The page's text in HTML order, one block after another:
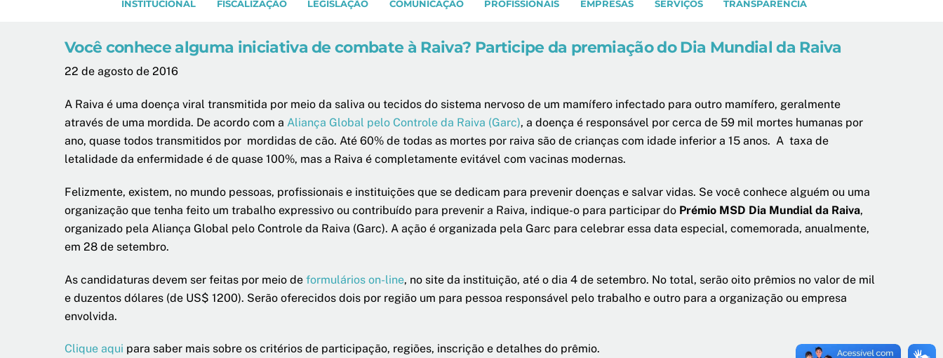
INSTITUCIONAL FISCALIZAÇÃO LEGISLAÇÃO COMUNICAÇÃO PROFISSIONAIS EMPRESAS SERVIÇOS TRANSPARÊNCIA
Você conhece alguma iniciativa de combate à Raiva? Participe da premiação do Dia Mundial da Raiva
22 de agosto de 2016
A Raiva é uma doença viral transmitida por meio da saliva ou tecidos do sistema nervoso de um mamífero infectado para outro mamífero, geralmente
através de uma mordida. De acordo com a Aliança Global pelo Controle da Raiva (Garc), a doença é responsável por cerca de 59 mil mortes humanas por
ano, quase todos transmitidos por mordidas de cão. Até 60% de todas as mortes por raiva são de crianças com idade inferior a 15 anos. A taxa de
letalidade da enfermidade é de quase 100%, mas a Raiva é completamente evitável com vacinas modernas.
Felizmente, existem, no mundo pessoas, profissionais e instituições que se dedicam para prevenir doenças e salvar vidas. Se você conhece alguém ou uma
organização que tenha feito um trabalho expressivo ou contribuído para prevenir a Raiva, indique-o para participar do Prémio MSD Dia Mundial da Raiva,
organizado pela Aliança Global pelo Controle da Raiva (Garc). A ação é organizada pela Garc para celebrar essa data especial, comemorada, anualmente,
em 28 de setembro.
As candidaturas devem ser feitas por meio de formulários on-line, no site da instituição, até o dia 4 de setembro. No total, serão oito prêmios no valor de mil
e duzentos dólares (de US$ 1200). Serão oferecidos dois por região um para pessoa responsável pelo trabalho e outro para a organização ou empresa
envolvida.
Clique aqui para saber mais sobre os critérios de participação, regiões, inscrição e detalhes do prêmio.